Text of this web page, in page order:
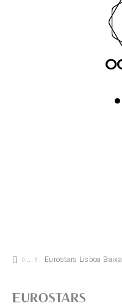
Eurostars Lisboa Baixa